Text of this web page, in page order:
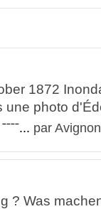
1872
une photo
par
? Was